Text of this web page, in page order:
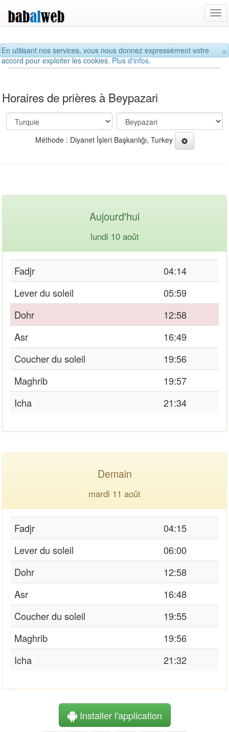
×
En utilisant nos services, vous nous donnez expressément votre
accord pour exploiter les cookies.Plus d'infos.
Horaires de prières à Beypazari
Méthode : Diyanet İşleri Başkanlığı, Turkey
Aujourd'hui
lundi 10 août
Fadjr
04:14
Lever du soleil
05:59
Dohr
12:58
Asr
16:49
Coucher du soleil
19:56
Maghrib
19:57
Icha
21:34
Demain
mardi 11 août
Fadjr
04:15
Lever du soleil
06:00
Dohr
12:58
Asr
16:48
Coucher du soleil
19:55
Maghrib
19:56
Icha
21:32
Installer l'application